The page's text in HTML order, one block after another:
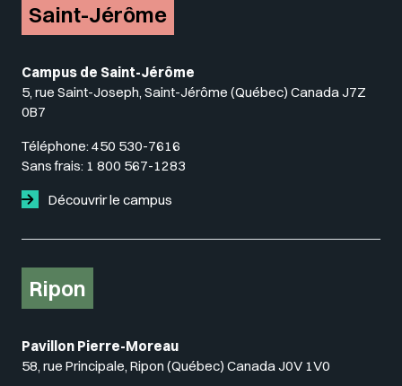
Saint-Jérôme
Campus de Saint-Jérôme
5, rue Saint-Joseph, Saint-Jérôme (Québec) Canada J7Z
0B7
Téléphone: 450 530-7616
Sans frais: 1 800 567-1283
Découvrir le campus
Ripon
Pavillon Pierre-Moreau
58, rue Principale, Ripon (Québec) Canada J0V 1V0